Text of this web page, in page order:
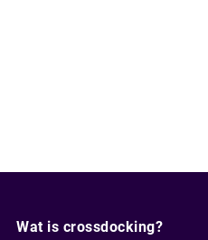
Wat is crossdocking?